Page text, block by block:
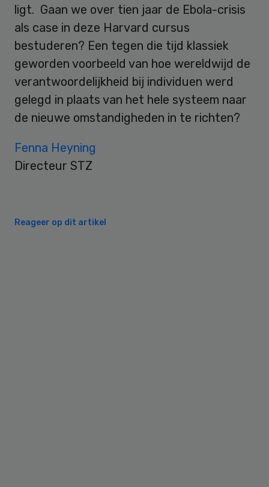
ligt. Gaan we over tien jaar de Ebola-crisis
als case in deze Harvard cursus
bestuderen? Een tegen die tijd klassiek
geworden voorbeeld van hoe wereldwijd de
verantwoordelijkheid bij individuen werd
gelegd in plaats van het hele systeem naar
de nieuwe omstandigheden in te richten?
Fenna Heyning
Directeur STZ
Reageer op dit artikel